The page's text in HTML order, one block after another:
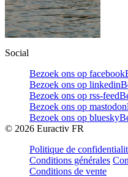
Social
Bezoek ons op facebook
Bezoek ons op linkedin
Bezoek ons op rss-feed
Bezoek ons op mastodon
Bezoek ons op bluesky
© 2026 Euractiv FR
Politique de
Conditions générales
Conditions de vente